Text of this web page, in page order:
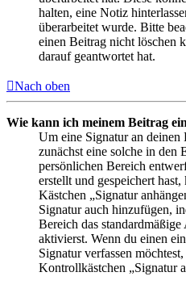
halten, eine Notiz
überarbeitet wurde. Bitte
einen Beitrag nicht löschen
darauf geantwortet hat.
Nach oben
Wie kann ich meinem Beitrag
Um eine Signatur an deinen
zunächst eine solche in den
persönlichen Bereich
erstellt und gespeichert
Kästchen „Signatur
Signatur auch hinzufügen,
Bereich das
aktivierst. Wenn du einen
Signatur verfassen
Kontrollkästchen „Signatur